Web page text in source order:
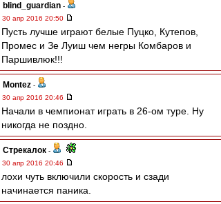
blind_guardian -
30 апр 2016 20:50
Пусть лучше играют белые Пуцко, Кутепов,
Промес и Зе Луиш чем негры Комбаров и
Паршивлюк!!!
Montez -
30 апр 2016 20:46
Начали в чемпионат играть в 26-ом туре. Ну
никогда не поздно.
Стрекалок -
30 апр 2016 20:46
лохи чуть включили скорость и сзади
начинается паника.